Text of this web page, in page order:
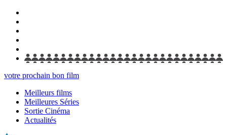
votre prochain bon film
Meilleurs films
Meilleures Séries
Sortie Cinéma
Actualités